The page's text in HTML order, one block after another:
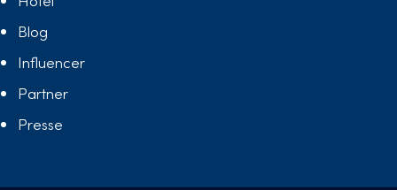
Blog
Influencer
Partner
Presse